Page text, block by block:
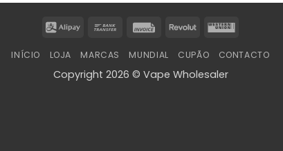
Alipay
Bank
Invoice RevolutWestern
INÍCIO LOJA MARCAS MUNDIAL CUPÃO CONTACTO
Copyright 2026 © Vape Wholesaler